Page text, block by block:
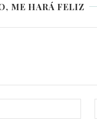
ME HARÁ FELIZ